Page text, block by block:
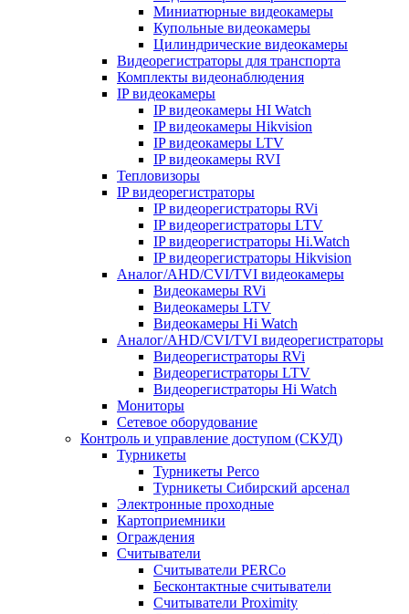
Миниатюрные видеокамеры
Купольные видеокамеры
Цилиндрические видеокамеры
Видеорегистраторы для транспорта
Комплекты видеонаблюдения
IP видеокамеры
IP видеокамеры HI Watch
IP видеокамеры Hikvision
IP видеокамеры LTV
IP видеокамеры RVI
Тепловизоры
IP видеорегистраторы
IP видеорегистраторы RVi
IP видеорегистраторы LTV
IP видеорегистраторы Hi.Watch
IP видеорегистраторы Hikvision
Аналог/AHD/CVI/TVI видеокамеры
Видеокамеры RVi
Видеокамеры LTV
Видеокамеры Hi Watch
Аналог/AHD/CVI/TVI видеорегистраторы
Видеорегистраторы RVi
Видеорегистраторы LTV
Видеорегистраторы Hi Watch
Мониторы
Сетевое оборудование
Контроль и управление доступом (СКУД)
Турникеты
Турникеты Perco
Турникеты Сибирский арсенал
Электронные проходные
Картоприемники
Ограждения
Считыватели
Считыватели PERCo
Бесконтактные считыватели
Считыватели Proximity